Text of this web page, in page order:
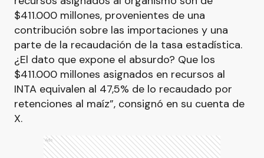
$411.000 millones, provenientes de una
contribución sobre las importaciones y una
parte de la recaudación de la tasa estadística.
¿El dato que expone el absurdo? Que los
$411.000 millones asignados en recursos al
INTA equivalen al 47,5% de lo recaudado por
retenciones al maíz”, consignó en su cuenta de
X.
Ads